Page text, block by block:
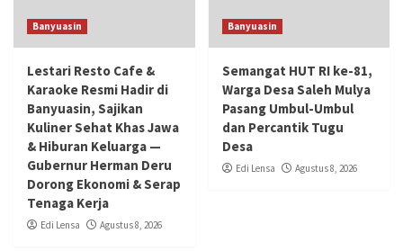
Banyuasin
Lestari Resto Cafe &
Karaoke Resmi Hadir di
Banyuasin, Sajikan
Kuliner Sehat Khas Jawa
& Hiburan Keluarga —
Gubernur Herman Deru
Dorong Ekonomi & Serap
Tenaga Kerja
Edi Lensa Agustus 8, 2026
Banyuasin
Semangat HUT RI ke-81,
Warga Desa Saleh Mulya
Pasang Umbul-Umbul
dan Percantik Tugu
Desa
Edi Lensa Agustus 8, 2026